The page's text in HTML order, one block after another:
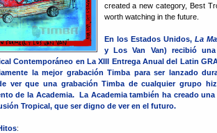
created a new category, Best
worth watching in the future.
En los Estados Unidos,La
y Los Van Van) recibió
Contemporáneo en La XIII Entrega Anual del Latin
la mejor grabación Timba para ser lanzado
ver que una grabación Timba de cualquier grupo
de la Academia. La Academia también ha creado
Tropical, que ser digno de ver en el futuro.
: